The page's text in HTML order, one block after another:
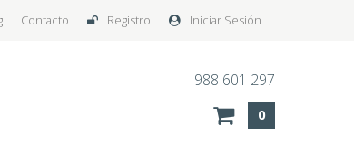
Iniciar Sesión
Registro
Contacto
988 601 297
0